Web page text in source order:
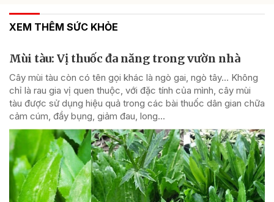
XEM THÊM SỨC KHỎE
Mùi tàu: Vị thuốc đa năng trong vườn nhà
Cây mùi tàu còn có tên gọi khác là ngò gai, ngò tây… Không
chỉ là rau gia vị quen thuộc, với đặc tính của mình, cây mùi
tàu được sử dụng hiệu quả trong các bài thuốc dân gian chữa
cảm cúm, đầy bụng, giảm đau, long...